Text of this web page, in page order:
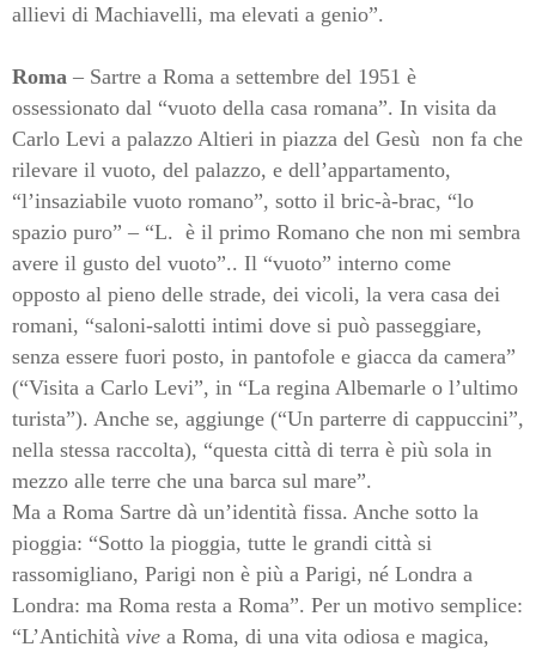
allievi di Machiavelli, ma elevati a genio”.
Roma – Sartre a Roma a settembre del 1951 è
ossessionato dal “vuoto della casa romana”. In visita da
Carlo Levi a palazzo Altieri in piazza del Gesù non fa che
rilevare il vuoto, del palazzo, e dell’appartamento,
“l’insaziabile vuoto romano”, sotto il bric-à-brac, “lo
spazio puro” – “L. è il primo Romano che non mi sembra
avere il gusto del vuoto”.. Il “vuoto” interno come
opposto al pieno delle strade, dei vicoli, la vera casa dei
romani, “saloni-salotti intimi dove si può passeggiare,
senza essere fuori posto, in pantofole e giacca da camera”
(“Visita a Carlo Levi”, in “La regina Albemarle o l’ultimo
turista”). Anche se, aggiunge (“Un parterre di cappuccini”,
nella stessa raccolta), “questa città di terra è più sola in
mezzo alle terre che una barca sul mare”.
Ma a Roma Sartre dà un’identità fissa. Anche sotto la
pioggia: “Sotto la pioggia, tutte le grandi città si
rassomigliano, Parigi non è più a Parigi, né Londra a
Londra: ma Roma resta a Roma”. Per un motivo semplice:
“L’Antichità vive a Roma, di una vita odiosa e magica,